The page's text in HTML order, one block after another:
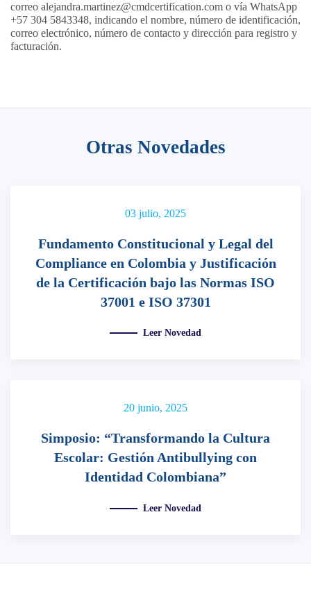
correo alejandra.martinez@cmdcertification.com o vía WhatsApp
+57 304 5843348, indicando el nombre, número de identificación,
correo electrónico, número de contacto y dirección para registro y
facturación.
Otras Novedades
03 julio, 2025
Fundamento Constitucional y Legal del
Compliance en Colombia y Justificación
de la Certificación bajo las Normas ISO
37001 e ISO 37301
Leer Novedad
20 junio, 2025
Simposio: “Transformando la Cultura
Escolar: Gestión Antibullying con
Identidad Colombiana”
Leer Novedad